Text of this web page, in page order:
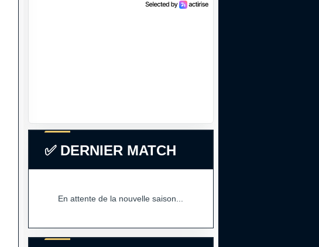
✅ DERNIER MATCH
En attente de la nouvelle saison...